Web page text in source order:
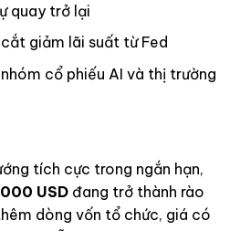
quay trở lại
giảm lãi suất từ Fed
cổ phiếu AI và thị trường
tích cực trong ngắn hạn,
USD đang trở thành rào
dòng vốn tổ chức, giá có